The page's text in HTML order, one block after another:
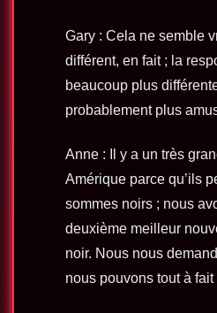
Gary : Cela ne semble
différent, en fait ; la
beaucoup plus
probablement plus
Anne : Il y a un très
Amérique parce qu’ils
sommes noirs ; nous
deuxième meilleur
noir. Nous nous
nous pouvons tout à